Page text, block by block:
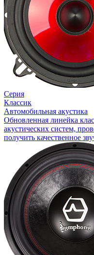
Серия
Классик
Автомобильная акустика
Обновленная линейка
акустических систем,
получить качественное